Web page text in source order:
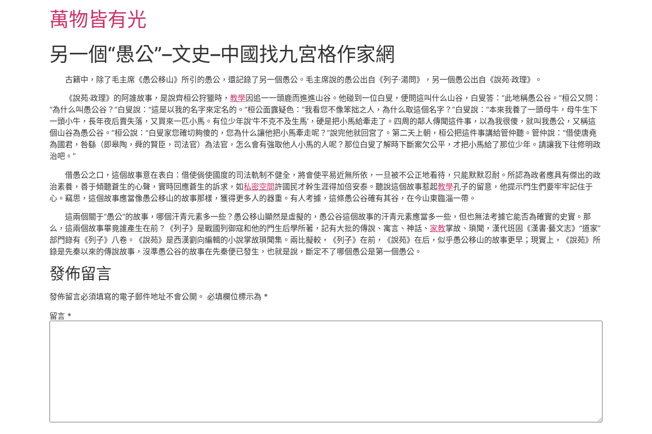
萬物皆有光
另一個“愚公”–文史–中國找九宮格作家網
古籍中，除了毛主席《愚公移山》所引的愚公，還記錄了另一個愚公。毛主席說的愚公出自《列子·湯問》，另一個愚公出自《說苑·政理》。
《說苑·政理》的阿誰故事，是說齊桓公狩獵時， 教學因追一一頭鹿而進進山谷。他碰到一位白叟，便問這叫什么山谷，白叟答：“此地稱愚公谷。”桓公又問：
“為什么叫愚公谷？”白叟說：“這是以我的名字來定名的。”桓公面露疑色：“我看您不像笨拙之人，為什么取這個名字？”白叟說：“本來我養了一頭母牛，母牛生下
一頭小牛，長年夜后賣失落，又買來一匹小馬。有位少年說‘牛不克不及生馬’，硬是把小馬給牽走了。四周的鄰人傳聞這件事，以為我很傻，就叫我愚公，又稱這
個山谷為愚公谷。”桓公說：“白叟家您確切夠傻的，您為什么讓他把小馬牽走呢？”說完他就回宮了。第二天上朝，桓公把這件事講給管仲聽。管仲說：“借使唐堯
為國君，咎繇（即皋陶，舜的賢臣，司法官）為法官，怎么會有強取他人小馬的人呢？那位白叟了解時下斷案欠公平，才把小馬給了那位少年。請讓我下往修明政
治吧。”
借愚公之口，這個故事意在表白：借使倘使國度的司法軌制不健全，將會使平易近無所依，一旦被不公正地看待，只能默默忍耐。所認為政者應具有傑出的政
治素養，善于傾聽蒼生的心聲，實時回應蒼生的訴求，如私密空間許國民才幹生涯得加倍安泰。聽說這個故事惹起教學孔子的留意，他提示門生們要牢牢記住于
心。竊思，這個故事應當像愚公移山的故事那樣，獲得更多人的器重。有人考據，這條愚公谷確有其谷，在今山東臨淄一帶。
這兩個關于“愚公”的故事，哪個汗青元素多一些？愚公移山顯然是虛擬的，愚公谷這個故事的汗青元素應當多一些，但也無法考據它能否為確實的史實。那
么，這兩個故事畢竟誰產生在前？《列子》是戰國列御寇和他的門生后學所著，記有大批的傳說、寓言、神話、 家教掌故、瑣聞，漢代班固《漢書·藝文志》“道家”
部門錄有《列子》八卷。《說苑》是西漢劉向編輯的小說掌故瑣聞集。兩比擬較，《列子》在前，《說苑》在后，似乎愚公移山的故事更早；現實上，《說苑》所
錄是先秦以來的傳說故事，沒準愚公谷的故事在先秦便已發生，也就是說，斷定不了哪個愚公是第一個愚公。
發佈留言
發佈留言必須填寫的電子郵件地址不會公開。 必填欄位標示為 *
留言 *